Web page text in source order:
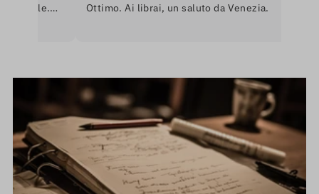
Ottimo. Ai librai, un saluto da Venezia.